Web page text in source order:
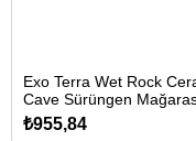
Exo Terra Wet Rock
Cave Sürüngen
₺955,84